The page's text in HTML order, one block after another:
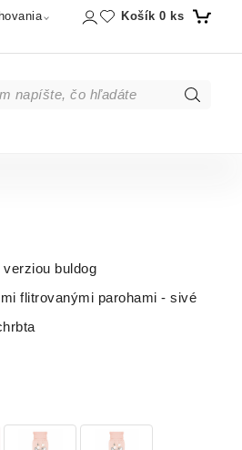
Košík 0 ks
buldog
flitrovanými parohami - sivé